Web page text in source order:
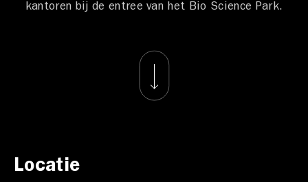
kantoren bij de entree van het Bio Science Park.
Locatie